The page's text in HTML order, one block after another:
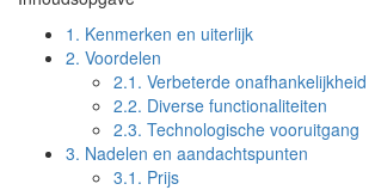
media1. Kenmerken en uiterlijk
2. Voordelen
2.1. Verbeterde onafhankelijkheid
2.2. Diverse functionaliteiten
2.3. Technologische vooruitgang
3. Nadelen en aandachtspunten
3.1. Prijs